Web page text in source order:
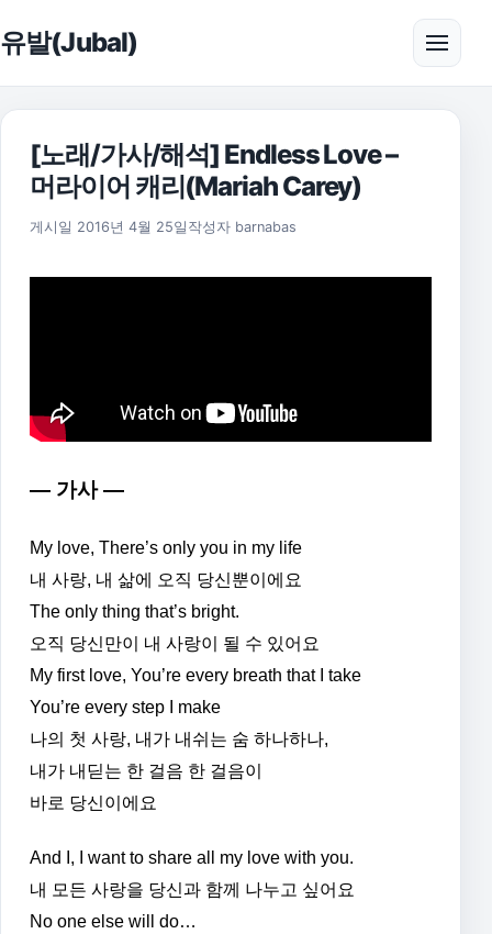
유발(Jubal) 메뉴
[노래/가사/해석] Endless Love –
머라이어 캐리(Mariah Carey)
게시일 2016년 4월 25일 2021년 8월 5일
작성자 barnabas
— 가사 —
My love, There’s only you in my life
내 사랑, 내 삶에 오직 당신뿐이에요
The only thing that’s bright.
오직 당신만이 내 사랑이 될 수 있어요
My first love, You’re every breath that I take
You’re every step I make
나의 첫 사랑, 내가 내쉬는 숨 하나하나,
내가 내딛는 한 걸음 한 걸음이
바로 당신이에요
And I, I want to share all my love with you.
내 모든 사랑을 당신과 함께 나누고 싶어요
No one else will do…